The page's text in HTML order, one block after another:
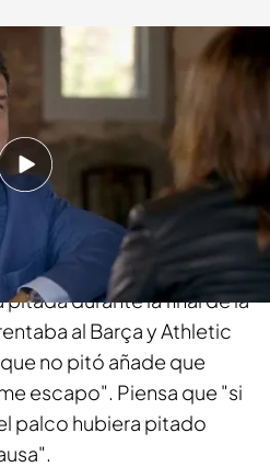
Club Barcelona y
del club, Joan
durante la final de la
al Barça y Athletic
no pitó añade que
escapo". Piensa que "si
palco hubiera pitado